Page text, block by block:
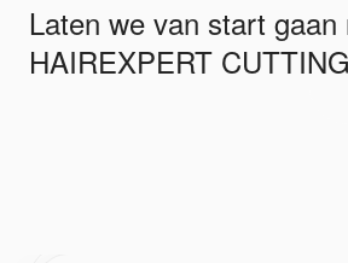
Laten we van start gaan
HAIREXPERT